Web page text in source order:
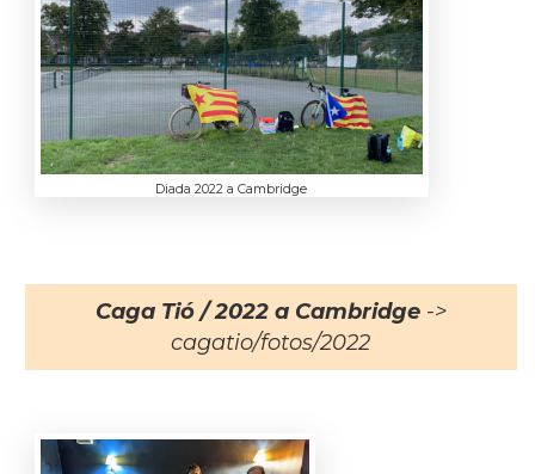
Diada 2022 a Cambridge
Caga Tió / 2022 a Cambridge->
cagatio/fotos/2022